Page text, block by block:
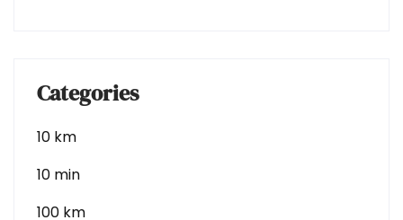
Categories
10 km
10 min
100 km